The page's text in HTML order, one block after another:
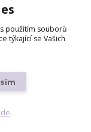
s použitím souborů
týkající se Vašich
.